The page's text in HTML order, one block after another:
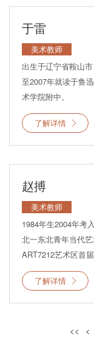
于雷
美术教师
出生于辽宁省鞍山
至2007年就读于鲁
术学院附中。
了解详情
赵搏
美术教师
1984年生2004年考
北一东北青年当代
ART7212艺术区首
了解详情
<< <